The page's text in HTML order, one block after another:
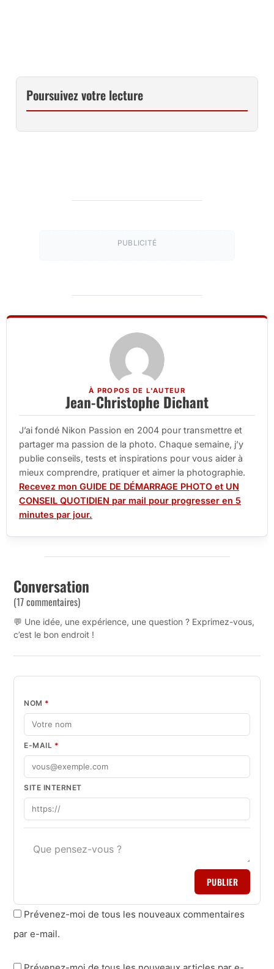
Poursuivez votre lecture
PUBLICITÉ
À PROPOS DE L'AUTEUR
Jean-Christophe Dichant
J’ai fondé Nikon Passion en 2004 pour transmettre et
partager ma passion de la photo. Chaque semaine, j’y
publie conseils, tests et inspirations pour vous aider à
mieux comprendre, pratiquer et aimer la photographie.
Recevez mon GUIDE DE DÉMARRAGE PHOTO et UN
CONSEIL QUOTIDIEN par mail pour progresser en 5
minutes par jour.
Conversation
(17 commentaires)
💬 Une idée, une expérience, une question ? Exprimez-vous,
c’est le bon endroit !
NOM *
E-MAIL *
SITE INTERNET
PUBLIER
Prévenez-moi de tous les nouveaux commentaires
par e-mail.